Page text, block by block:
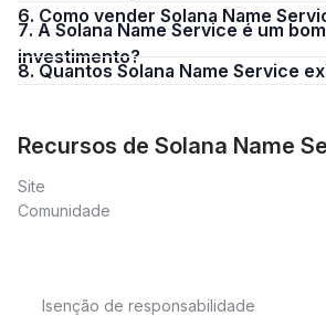
6. Como vender Solana Name
7. A Solana Name Service é um bom
investimento?
8. Quantos Solana Name Service
Recursos de Solana Name
Site
Comunidade
Isenção de responsabilidade